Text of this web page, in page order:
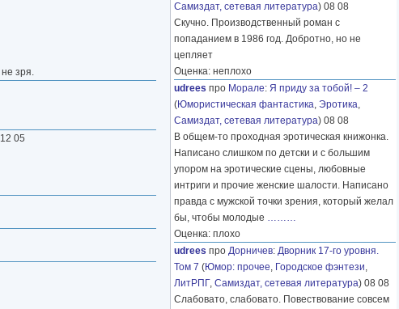
зря.
05
Самиздат, сетевая литература) 08 08
Скучно. Производственный роман с
попаданием в 1986 год. Добротно, но не
цепляет
Оценка: неплохо
udrees про Морале: Я приду за тобой! – 2
(Юмористическая фантастика, Эротика,
Самиздат, сетевая литература) 08 08
В общем-то проходная эротическая книжонка.
Написано слишком по детски и с большим
упором на эротические сцены, любовные
интриги и прочие женские шалости. Написано
правда с мужской точки зрения, который желал
бы, чтобы молодые ………
Оценка: плохо
udrees про Дорничев: Дворник 17-го уровня.
Том 7 (Юмор: прочее, Городское фэнтези,
ЛитРПГ, Самиздат, сетевая литература) 08 08
Слабовато, слабовато. Повествование совсем